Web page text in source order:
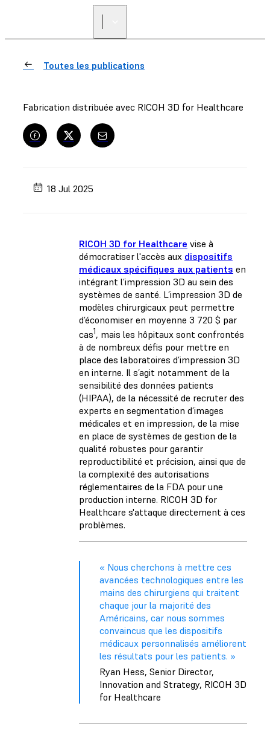
Toutes les publications
Fabrication distribuée avec RICOH 3D for Healthcare
18 Jul 2025
RICOH 3D for Healthcare vise à
démocratiser l'accès aux dispositifs
médicaux spécifiques aux patients en
intégrant l’impression 3D au sein des
systèmes de santé. L’impression 3D de
modèles chirurgicaux peut permettre
d’économiser en moyenne 3 720 $ par
cas1, mais les hôpitaux sont confrontés
à de nombreux défis pour mettre en
place des laboratoires d’impression 3D
en interne. Il s’agit notamment de la
sensibilité des données patients
(HIPAA), de la nécessité de recruter des
experts en segmentation d’images
médicales et en impression, de la mise
en place de systèmes de gestion de la
qualité robustes pour garantir
reproductibilité et précision, ainsi que de
la complexité des autorisations
réglementaires de la FDA pour une
production interne. RICOH 3D for
Healthcare s'attaque directement à ces
problèmes.
« Nous cherchons à mettre ces
avancées technologiques entre les
mains des chirurgiens qui traitent
chaque jour la majorité des
Américains, car nous sommes
convaincus que les dispositifs
médicaux personnalisés améliorent
les résultats pour les patients. »
Ryan Hess, Senior Director,
Innovation and Strategy, RICOH 3D
for Healthcare